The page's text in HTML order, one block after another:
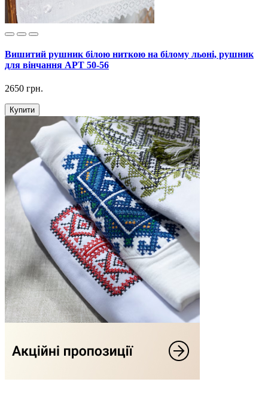
Вишитий рушник білою ниткою на білому льоні, рушник
для вінчання АРТ 50-56
2650 грн.
Купити